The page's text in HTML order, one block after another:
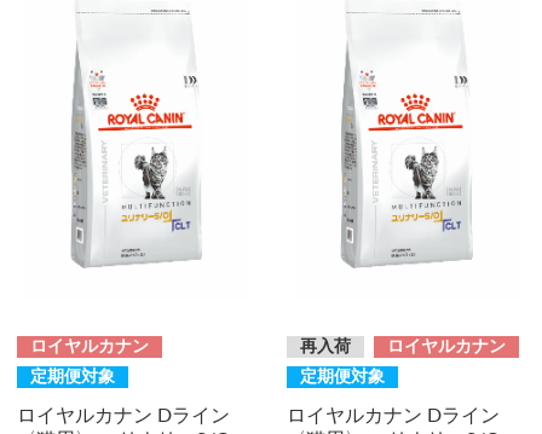
ロイヤルカナン
定期便対象
ロイヤルカナン Dライン
再入荷
ロイヤルカナン
定期便対象
ロイヤルカナン Dライン